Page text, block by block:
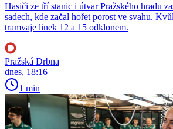
Hasiči ze tří stanic i útvar Pražského hradu
sadech, kde začal hořet porost ve svahu.
tramvaje linek 12 a 15 odklonem.
Pražská Drbna
dnes, 18:16
1 min